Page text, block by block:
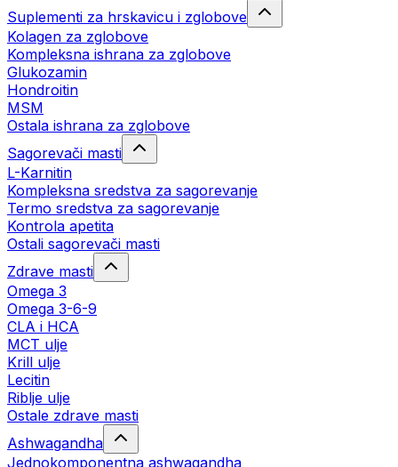
Suplementi za hrskavicu i zglobove
Kolagen za zglobove
Kompleksna ishrana za zglobove
Glukozamin
Hondroitin
MSM
Ostala ishrana za zglobove
Sagorevači masti
L-Karnitin
Kompleksna sredstva za sagorevanje
Termo sredstva za sagorevanje
Kontrola apetita
Ostali sagorevači masti
Zdrave masti
Omega 3
Omega 3-6-9
CLA i HCA
MCT ulje
Krill ulje
Lecitin
Riblje ulje
Ostale zdrave masti
Ashwagandha
Jednokomponentna ashwagandha